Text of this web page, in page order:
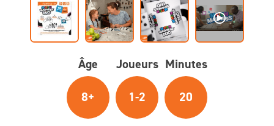
Âge
8+
Joueurs
1-2
Minutes
20